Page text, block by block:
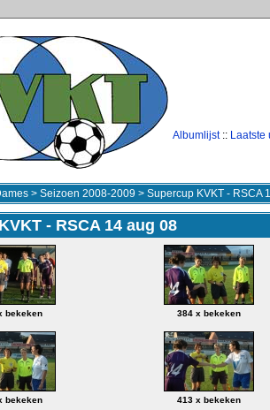
Albumlijst:: Laatste
> Seizoen 2008-2009 > Supercup KVKT - RSCA
- RSCA 14 aug 08
bekeken 384 x bekeken
bekeken 413 x bekeken